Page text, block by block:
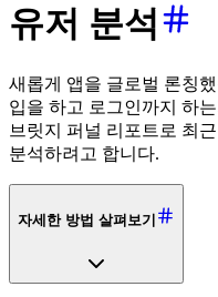
유저 분석
새롭게 앱을 글로벌 론칭
입을 하고 로그인까지 하
브릿지 퍼널 리포트로 최
분석하려고 합니다.
자세한 방법 살펴보기